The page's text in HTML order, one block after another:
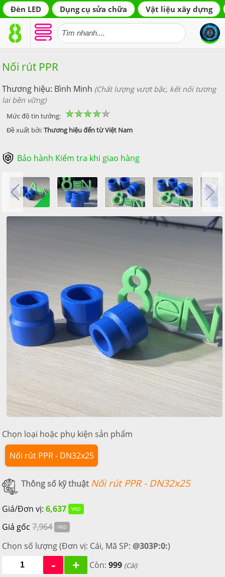
Đèn LED Dụng cụ sửa chữa Vật liệu xây dựng
Nối rút PPR
Bình Minh (Chất lượng vượt bậc, kết nối tương
lai bền vững)
Mức độ tin tưởng: ✯✯✯✯✯
Thương hiệu đến từ Việt Nam
Bảo hành Kiểm tra khi giao hàng
Chọn loại hoặc phụ kiện sản phẩm
Nối rút PPR - DN32x25
Nối rút PPR - DN32x25
6,637
Giá gốc7,964
Chọn số lượng (Đơn vị: Cái, Mã SP: @303P:0:)
- + 999 (Cái)